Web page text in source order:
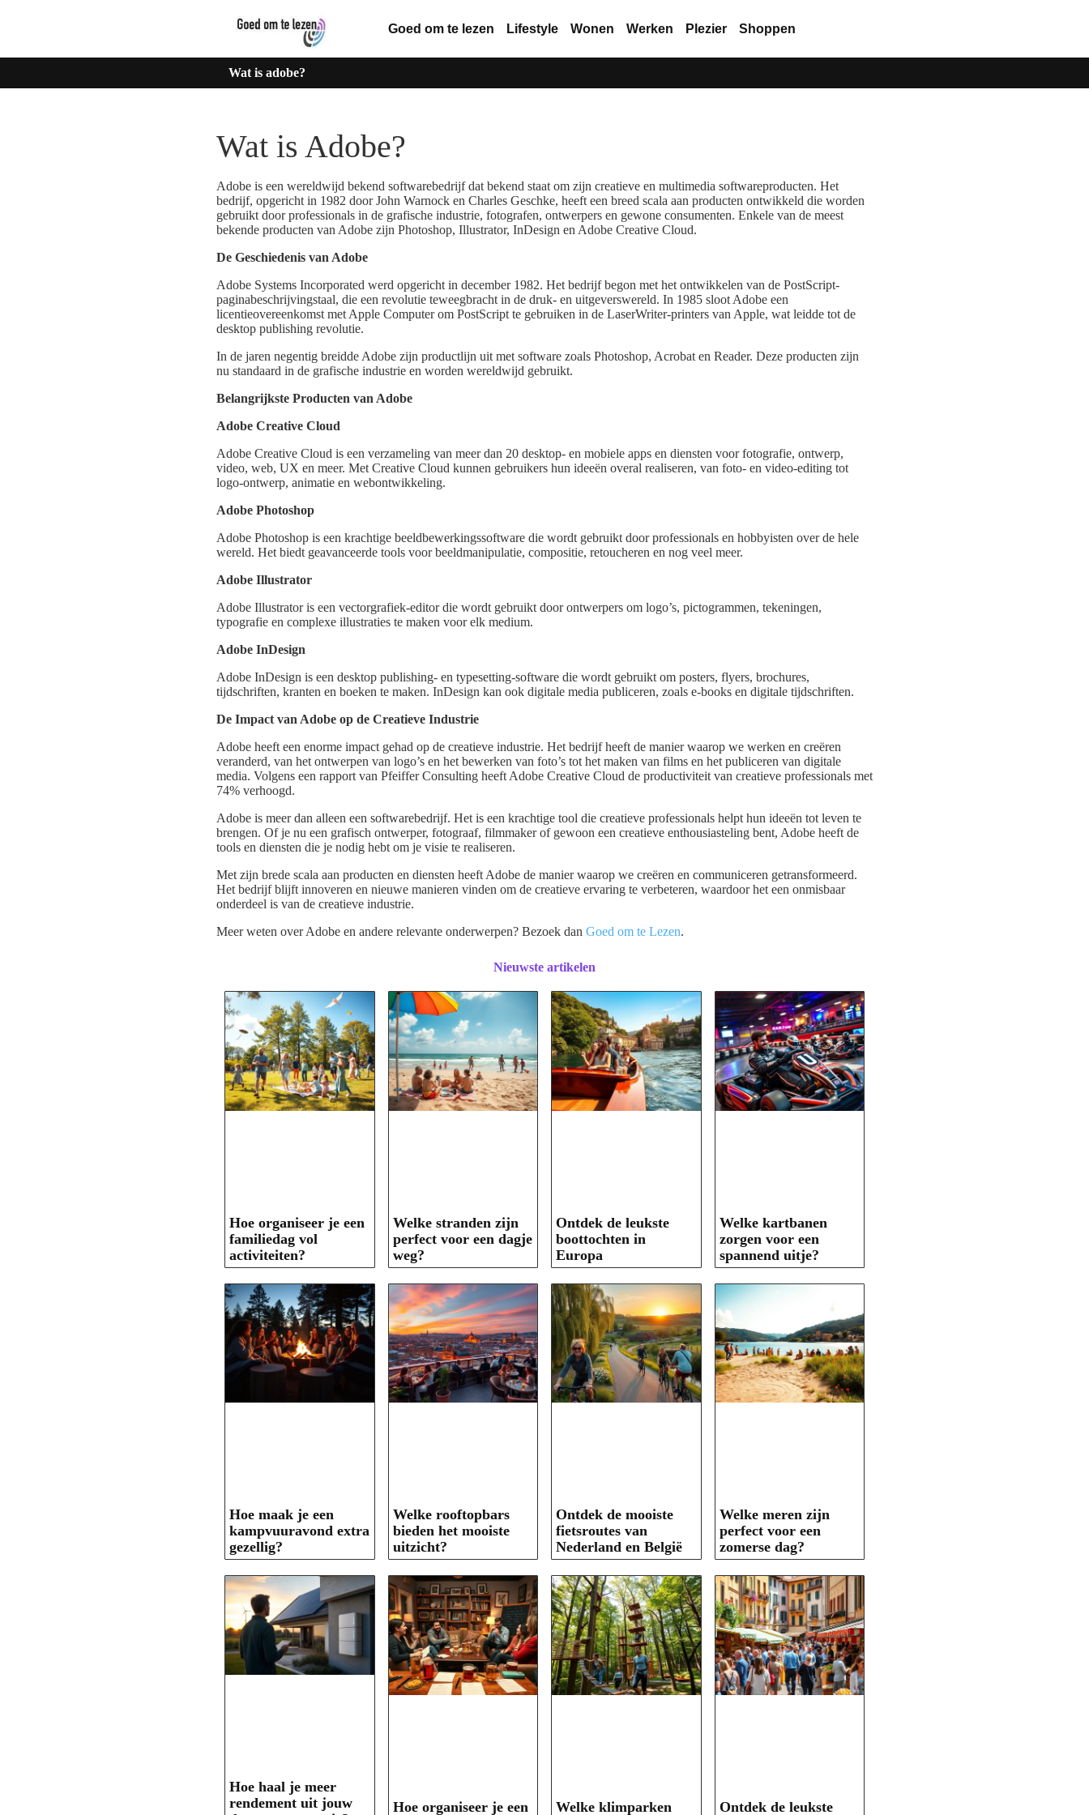
Goed om te lezen Lifestyle Wonen Werken Plezier Shoppen
Wat is adobe?
Wat is Adobe?
Adobe is een wereldwijd bekend softwarebedrijf dat bekend staat om zijn creatieve en multimedia softwareproducten. Het
bedrijf, opgericht in 1982 door John Warnock en Charles Geschke, heeft een breed scala aan producten ontwikkeld die worden
gebruikt door professionals in de grafische industrie, fotografen, ontwerpers en gewone consumenten. Enkele van de meest
bekende producten van Adobe zijn Photoshop, Illustrator, InDesign en Adobe Creative Cloud.
De Geschiedenis van Adobe
Adobe Systems Incorporated werd opgericht in december 1982. Het bedrijf begon met het ontwikkelen van de PostScript-
paginabeschrijvingstaal, die een revolutie teweegbracht in de druk- en uitgeverswereld. In 1985 sloot Adobe een
licentieovereenkomst met Apple Computer om PostScript te gebruiken in de LaserWriter-printers van Apple, wat leidde tot de
desktop publishing revolutie.
In de jaren negentig breidde Adobe zijn productlijn uit met software zoals Photoshop, Acrobat en Reader. Deze producten zijn
nu standaard in de grafische industrie en worden wereldwijd gebruikt.
Belangrijkste Producten van Adobe
Adobe Creative Cloud
Adobe Creative Cloud is een verzameling van meer dan 20 desktop- en mobiele apps en diensten voor fotografie, ontwerp,
video, web, UX en meer. Met Creative Cloud kunnen gebruikers hun ideeën overal realiseren, van foto- en video-editing tot
logo-ontwerp, animatie en webontwikkeling.
Adobe Photoshop
Adobe Photoshop is een krachtige beeldbewerkingssoftware die wordt gebruikt door professionals en hobbyisten over de hele
wereld. Het biedt geavanceerde tools voor beeldmanipulatie, compositie, retoucheren en nog veel meer.
Adobe Illustrator
Adobe Illustrator is een vectorgrafiek-editor die wordt gebruikt door ontwerpers om logo’s, pictogrammen, tekeningen,
typografie en complexe illustraties te maken voor elk medium.
Adobe InDesign
Adobe InDesign is een desktop publishing- en typesetting-software die wordt gebruikt om posters, flyers, brochures,
tijdschriften, kranten en boeken te maken. InDesign kan ook digitale media publiceren, zoals e-books en digitale tijdschriften.
De Impact van Adobe op de Creatieve Industrie
Adobe heeft een enorme impact gehad op de creatieve industrie. Het bedrijf heeft de manier waarop we werken en creëren
veranderd, van het ontwerpen van logo’s en het bewerken van foto’s tot het maken van films en het publiceren van digitale
media. Volgens een rapport van Pfeiffer Consulting heeft Adobe Creative Cloud de productiviteit van creatieve professionals met
74% verhoogd.
Adobe is meer dan alleen een softwarebedrijf. Het is een krachtige tool die creatieve professionals helpt hun ideeën tot leven te
brengen. Of je nu een grafisch ontwerper, fotograaf, filmmaker of gewoon een creatieve enthousiasteling bent, Adobe heeft de
tools en diensten die je nodig hebt om je visie te realiseren.
Met zijn brede scala aan producten en diensten heeft Adobe de manier waarop we creëren en communiceren getransformeerd.
Het bedrijf blijft innoveren en nieuwe manieren vinden om de creatieve ervaring te verbeteren, waardoor het een onmisbaar
onderdeel is van de creatieve industrie.
Meer weten over Adobe en andere relevante onderwerpen? Bezoek dan Goed om te Lezen.
Nieuwste artikelen
Hoe organiseer je een
familiedag vol
activiteiten?
Welke stranden zijn
perfect voor een dagje
weg?
Ontdek de leukste
boottochten in
Europa
Welke kartbanen
zorgen voor een
spannend uitje?
Hoe maak je een
kampvuuravond extra
gezellig?
Welke rooftopbars
bieden het mooiste
uitzicht?
Ontdek de mooiste
fietsroutes van
Nederland en België
Welke meren zijn
perfect voor een
zomerse dag?
Hoe haal je meer
rendement uit jouw
Hoe organiseer je een
Welke klimparken
Ontdek de leukste